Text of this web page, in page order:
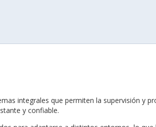
integrales que permiten la supervisión y
y confiable.